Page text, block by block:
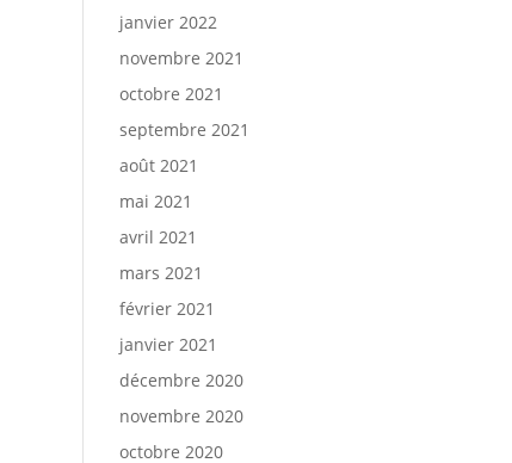
janvier 2022
novembre 2021
octobre 2021
septembre 2021
août 2021
mai 2021
avril 2021
mars 2021
février 2021
janvier 2021
décembre 2020
novembre 2020
octobre 2020